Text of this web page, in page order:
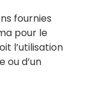
fournies
pour le
l’utilisation
ou d’un